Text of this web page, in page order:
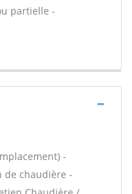
partielle -
-
de chaudière -